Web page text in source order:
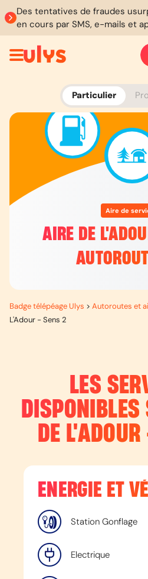
Des tentatives de fraudes
en cours par SMS, e-mails et
Particulier
Aire de
AIRE DE
Badge télépéage Ulys > Autoroutes et
L'Adour - Sens 2
LES
DISPONIBLES
DE
ENERGIE ET
Station Gonflage
Electrique